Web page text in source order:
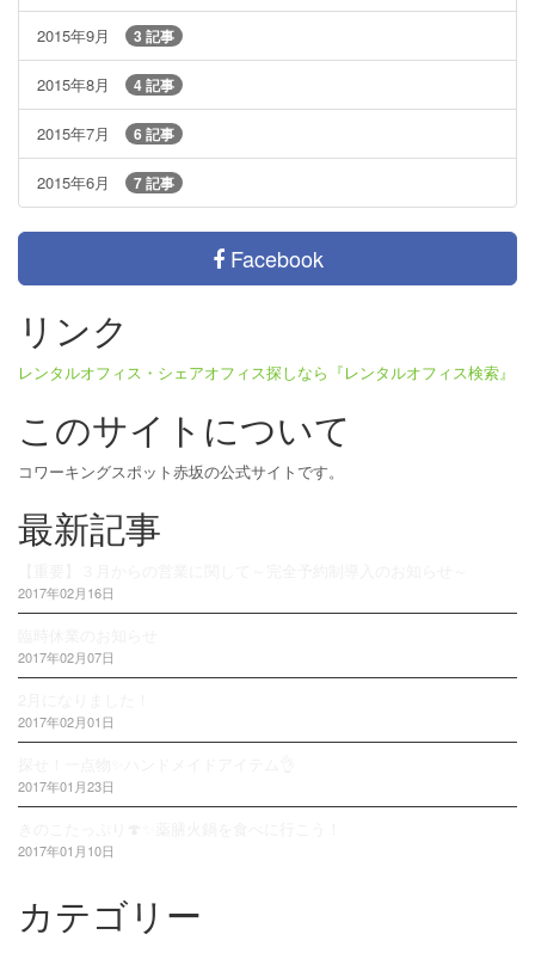
2015年9月 3 記事
2015年8月 4 記事
2015年7月 6 記事
2015年6月 7 記事
Facebook
リンク
レンタルオフィス・シェアオフィス探しなら『レンタルオフィス検索』
このサイトについて
コワーキングスポット赤坂の公式サイトです。
最新記事
2017年02月16日
2017年02月07日
2017年02月01日
2017年01月23日
2017年01月10日
カテゴリー